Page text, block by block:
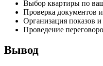
Выбор квартиры по
Проверка документов
Организация показов и
Проведение
Вывод